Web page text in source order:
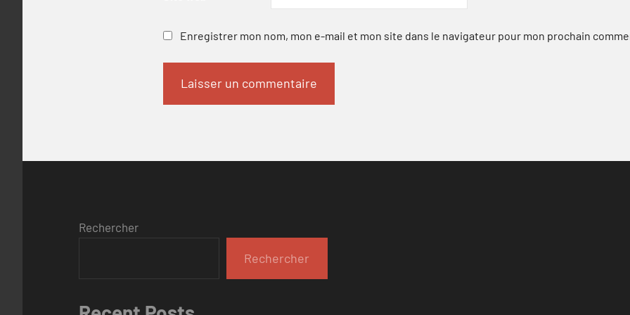
Enregistrer mon nom, mon e-mail et mon site dans le navigateur pour mon prochain
Rechercher
Rechercher